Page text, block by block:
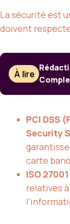
La sécurité est
doivent
À lire
PCI DSS
Security
carte
ISO 27001
relatives